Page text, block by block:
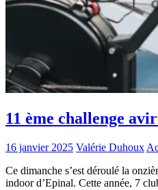
11 ème challenge
16 janvier 2025 Valérie Duhoux
Ce dimanche s’est déroulé la
indoor d’Epinal. Cette année, 7